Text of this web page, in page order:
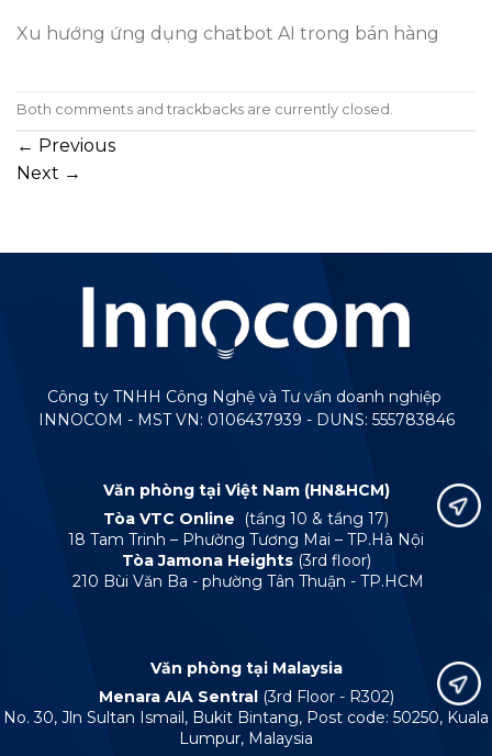
Xu hướng ứng dụng chatbot AI trong bán hàng
Both comments and trackbacks are currently closed.
← Previous
Next →
Công ty TNHH Công Nghệ và Tư vấn doanh nghiệp
INNOCOM - MST VN: 0106437939 - DUNS: 555783846
Văn phòng tại Việt Nam (HN&HCM)
Tòa VTC Online
(tầng 10 & tầng 17)
18 Tam Trinh – Phường Tương Mai – TP.Hà Nội
Tòa Jamona Heights (3rd floor)
210 Bùi Văn Ba - phường Tân Thuận - TP.HCM
Văn phòng tại Malaysia
Menara AIA Sentral (3rd Floor - R302)
No. 30, Jln Sultan Ismail, Bukit Bintang, Post code: 50250, Kuala
Lumpur, Malaysia